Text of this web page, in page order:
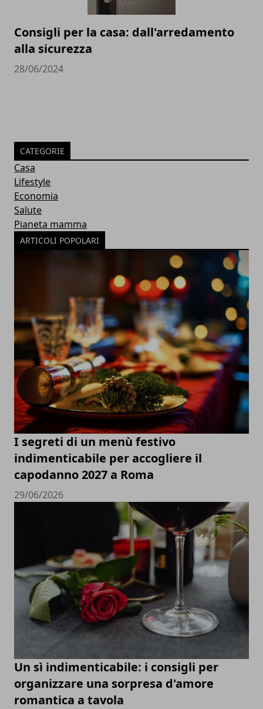
Consigli per la casa: dall'arredamento
alla sicurezza
28/06/2024
CATEGORIE
Casa
Lifestyle
Economia
Salute
Pianeta mamma
ARTICOLI POPOLARI
I segreti di un menù festivo
indimenticabile per accogliere il
capodanno 2027 a Roma
29/06/2026
Un sì indimenticabile: i consigli per
organizzare una sorpresa d'amore
romantica a tavola